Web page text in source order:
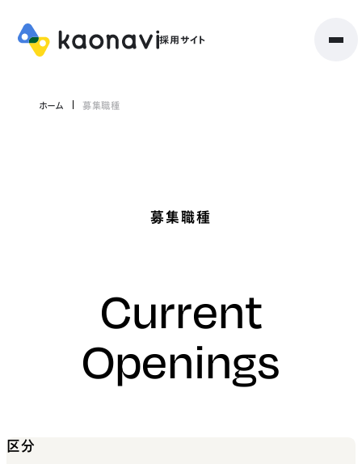
ホーム 募集職種
募集職種
Current
Openings
区分